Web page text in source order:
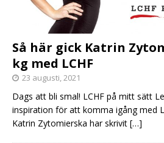
Så här gick Katrin
kg med LCHF
23 augusti, 2021
Dags att bli smal! LCHF på mitt sätt
inspiration för att komma igång med
Katrin Zytomierska har skrivit […]